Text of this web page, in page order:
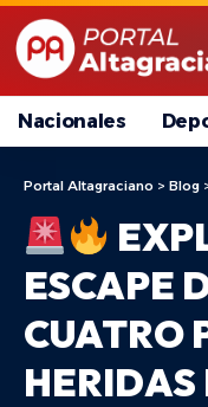
Nacionales
Portal Altagraciano > Blog
ESCAPE
CUATRO
HERIDAS